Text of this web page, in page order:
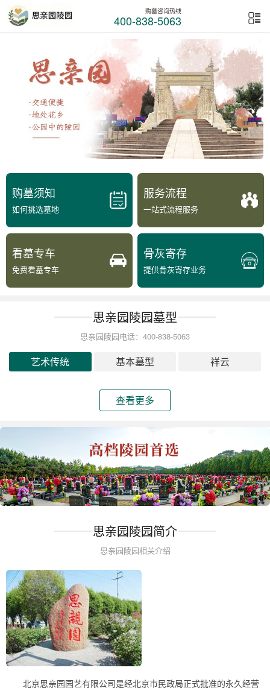
购墓咨询热线
400-838-5063
购墓须知
如何挑选墓地
服务流程
一站式流程服务
看墓专车
免费看墓专车
骨灰寄存
提供骨灰寄存业务
思亲园陵园墓型
思亲园陵园电话：400-838-5063
艺术传统 基本墓型 祥云
查看更多
思亲园陵园简介
思亲园陵园相关介绍
北京思亲园园艺有限公司是经北京市民政局正式批准的永久经营